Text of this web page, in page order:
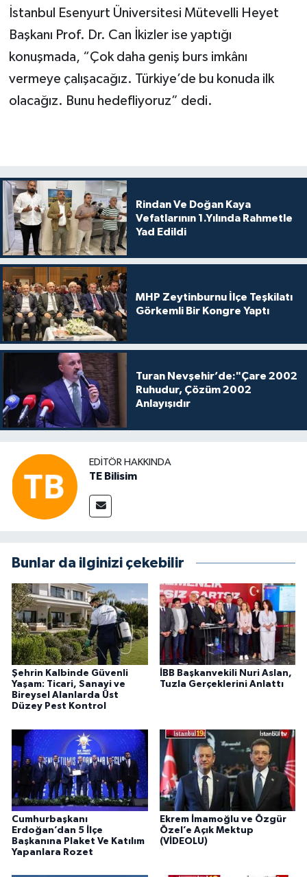
İstanbul Esenyurt Üniversitesi Mütevelli Heyet
Başkanı Prof. Dr. Can İkizler ise yaptığı
konuşmada, “Çok daha geniş burs imkânı
vermeye çalışacağız. Türkiye’de bu konuda ilk
olacağız. Bunu hedefliyoruz” dedi.
Rindan Ve Doğan Kaya
Vefatlarının 1.Yılında Rahmetle
Yad Edildi
MHP Zeytinburnu İlçe Teşkilatı
Görkemli Bir Kongre Yaptı
Turan Nevşehir’de:"Çare 2002
Ruhudur, Çözüm 2002
Anlayışıdır
EDITÖR HAKKINDA
TE Bilisim
Bunlar da ilginizi çekebilir
Şehrin Kalbinde Güvenli
Yaşam: Ticari, Sanayi ve
Bireysel Alanlarda Üst
Düzey Pest Kontrol
İBB Başkanvekili Nuri Aslan,
Tuzla Gerçeklerini Anlattı
Cumhurbaşkanı
Erdoğan’dan 5 İlçe
Başkanına Plaket Ve Katılım
Yapanlara Rozet
Ekrem İmamoğlu ve Özgür
Özel’e Açık Mektup
(VİDEOLU)